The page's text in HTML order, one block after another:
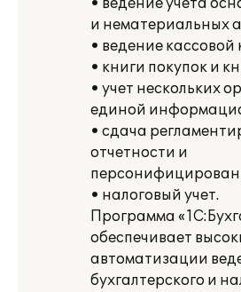
• ведение учета
и нематериальных
• ведение кассовой
• книги покупок и
• учет нескольких
единой
• сдача
отчетности и
• налоговый учет.
Программа
обеспечивает
автоматизации
бухгалтерского и